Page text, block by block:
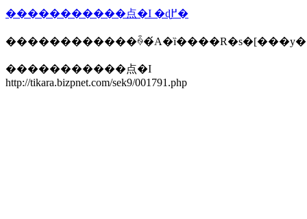
�����������点�I �ɖ߂�
�����������点�I
http://tikara.bizpnet.com/sek9/001791.php